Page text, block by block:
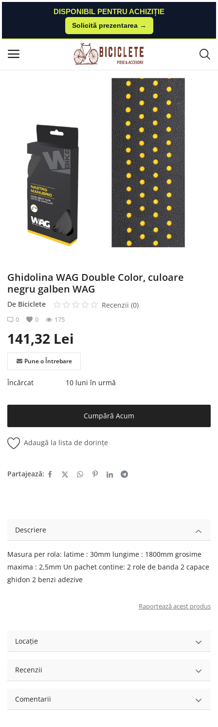
DISPONIBIL PENTRU ACHIZIȚIE
Solicită prezentarea →
Meniu principal
Listă de dorințe
Contact
Autentificare
Înregistrare
Accesorii-design-ornament
Ghidolina WAG Double Color, culoare negru galben WAG
Ghidolina WAG Double Color, culoare
negru galben WAG
De Biciclete Recenzii (0)
0 0 175
141,32 Lei
Pune o Întrebare
Încărcat 10 luni în urmă
Cumpără Acum
Adaugă la lista de dorințe
Partajează:
Descriere
Masura per rola: latime : 30mm lungime : 1800mm grosime
maxima : 2,5mm Un pachet contine: 2 role de banda 2 capace
ghidon 2 benzi adezive
Raportează acest produs
Locație
Recenzii
Comentarii